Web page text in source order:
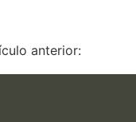
anterior: